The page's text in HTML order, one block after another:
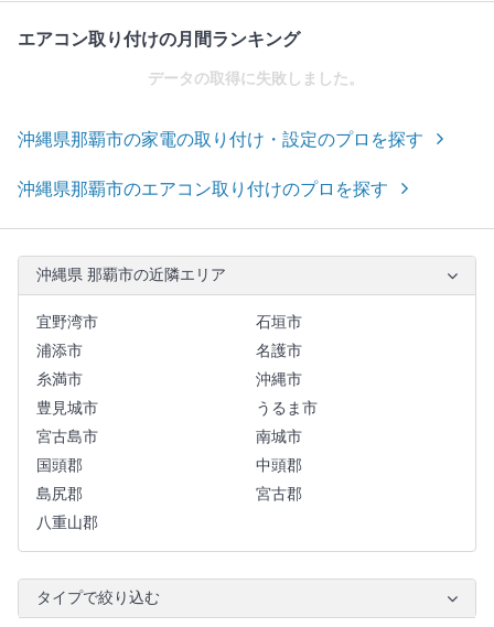
エアコン取り付けの月間ランキング
データの取得に失敗しました。
沖縄県那覇市の家電の取り付け・設定のプロを探す
沖縄県那覇市のエアコン取り付けのプロを探す
沖縄県 那覇市の近隣エリア
宜野湾市
石垣市
浦添市
名護市
糸満市
沖縄市
豊見城市
うるま市
宮古島市
南城市
国頭郡
中頭郡
島尻郡
宮古郡
八重山郡
タイプで絞り込む